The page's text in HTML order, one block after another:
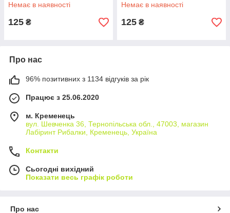
Немає в наявності
125 ₴
Немає в наявності
125 ₴
Про нас
96% позитивних з 1134 відгуків за рік
Працює з 25.06.2020
м. Кременець
вул. Шевченка 36, Тернопільська обл., 47003, магазин
Лабіринт Рибалки, Кременець, Україна
Контакти
Сьогодні вихідний
Показати весь графік роботи
Про нас